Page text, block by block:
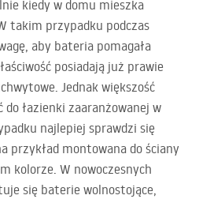
kiedy w domu mieszka
takim przypadku podczas
aby bateria pomagała
posiadają już prawie
Jednak większość
do łazienki zaaranżowanej w
najlepiej sprawdzi się
przykład montowana do ściany
kolorze. W nowoczesnych
się baterie wolnostojące,